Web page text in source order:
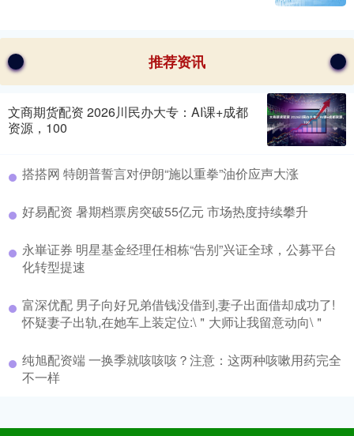
推荐资讯
文商期货配资 2026川民办大专：AI课+成都
资源，100
搭搭网 特朗普誓言对伊朗“施以重拳”油价应声大涨
好易配资 暑期档票房突破55亿元 市场热度持续攀升
永崋证券 明星基金经理任相栋“告别”兴证全球，公募平台
化转型提速
富深优配 男子向好兄弟借钱没借到,妻子出面借却成功了!
怀疑妻子出轨,在她车上装定位:\＂大师让我留意动向\＂
纯旭配资端 一换季就咳咳咳？注意：这两种咳嗽用药完全
不一样